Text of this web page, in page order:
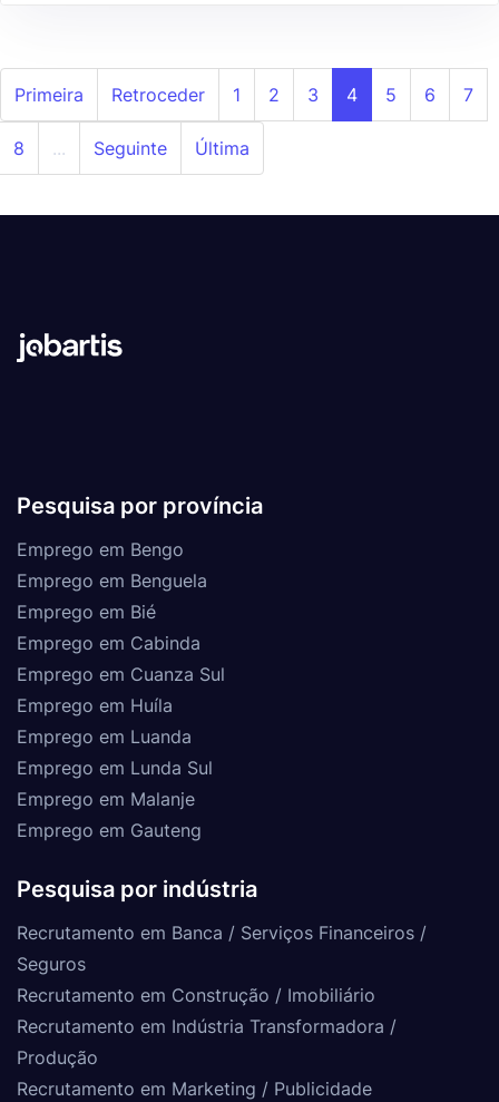
Primeira Retroceder 1 2 3 4 5 6 7
8 ... Seguinte Última
Pesquisa por província
Emprego em Bengo
Emprego em Benguela
Emprego em Bié
Emprego em Cabinda
Emprego em Cuanza Sul
Emprego em Huíla
Emprego em Luanda
Emprego em Lunda Sul
Emprego em Malanje
Emprego em Gauteng
Pesquisa por indústria
Recrutamento em Banca / Serviços Financeiros /
Seguros
Recrutamento em Construção / Imobiliário
Recrutamento em Indústria Transformadora /
Produção
Recrutamento em Marketing / Publicidade